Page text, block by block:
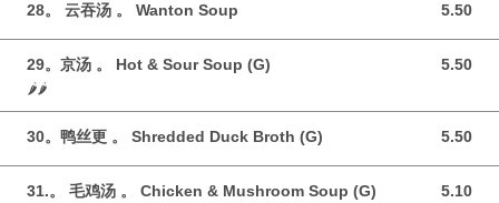
28。 云吞汤 。 Wanton Soup 5.50
5.50 GBP
29。京汤 。 Hot & Sour Soup (G) 5.50
5.50 GBP
🌶️🌶️
30。鸭丝更 。 Shredded Duck Broth (G) 5.50
5.50 GBP
31.。 毛鸡汤 。 Chicken & Mushroom Soup (G) 5.10
5.10 GBP